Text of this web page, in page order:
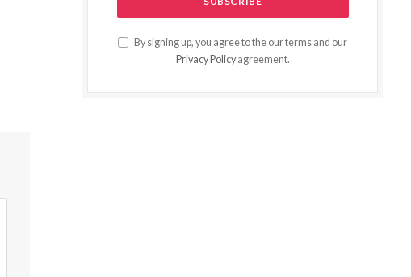
By signing up, you agree to the our terms and our
Privacy Policyagreement.